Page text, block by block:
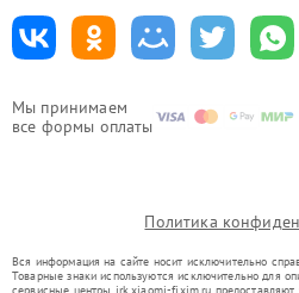
Мы принимаем
все формы оплаты
Политика
Вся информация на сайте носит исключительно
Товарные знаки используются исключительно для